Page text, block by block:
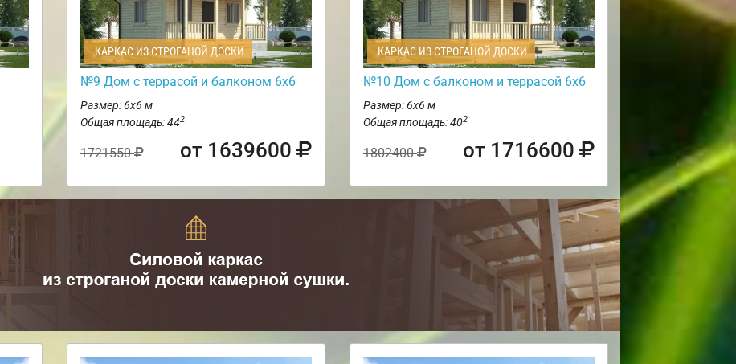
КАРКАС ИЗ СТРОГАНОЙ ДОСКИ
№9 Дом с террасой и балконом 6х6
Размер: 6х6 м
Общая площадь: 442
1721550 от 1639600
КАРКАС ИЗ СТРОГАНОЙ ДОСКИ
№10 Дом с балконом и террасой 6х6
Размер: 6х6 м
Общая площадь: 402
1802400 от 1716600